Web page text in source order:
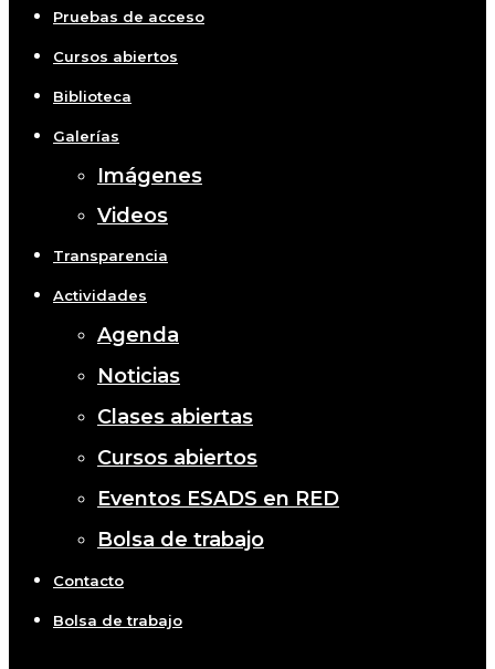
Pruebas de acceso
Cursos abiertos
Biblioteca
Galerías
Imágenes
Videos
Transparencia
Actividades
Agenda
Noticias
Clases abiertas
Cursos abiertos
Eventos ESADS en RED
Bolsa de trabajo
Contacto
Bolsa de trabajo